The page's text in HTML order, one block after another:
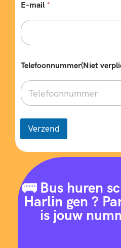
T
p
E-mail *
Telefoonnummer(Niet
Verzend
🚌 Bus huren
Harlin gen ?
is jouw